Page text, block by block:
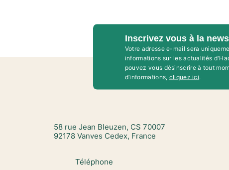
Inscrivez vous à la
Votre adresse e-mail sera
informations sur les actualités
pouvez vous désinscrire à tout
d’informations, cliquez ici.
58 rue Jean Bleuzen, CS 70007
92178 Vanves Cedex, France
Téléphone